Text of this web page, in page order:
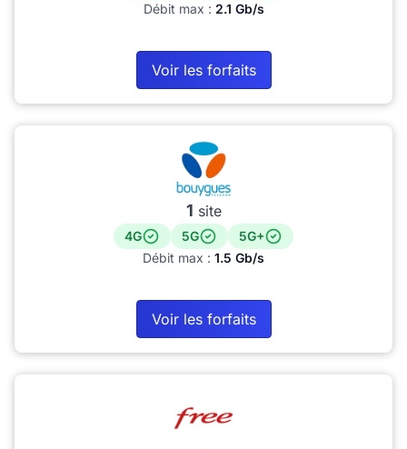
Débit max : 2.1 Gb/s
Voir les forfaits
1 site
4G 5G
5G+
Débit max : 1.5 Gb/s
Voir les forfaits